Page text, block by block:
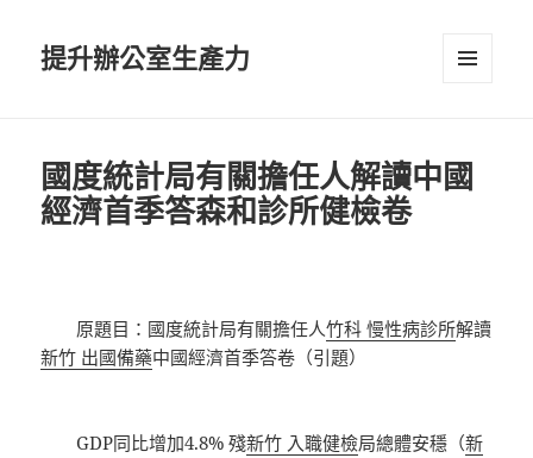
提升辦公室生產力
國度統計局有關擔任人解讀中國
經濟首季答森和診所健檢卷
原題目：國度統計局有關擔任人竹科 慢性病診所解讀
新竹 出國備藥中國經濟首季答卷（引題）
GDP同比增加4.8% 殘新竹 入職健檢局總體安穩（新